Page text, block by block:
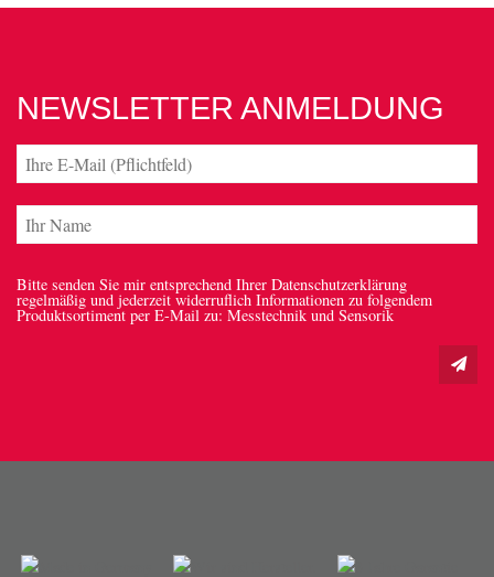
NEWSLETTER ANMELDUNG
Bitte senden Sie mir entsprechend Ihrer Datenschutzerklärung
regelmäßig und jederzeit widerruflich Informationen zu folgendem
Produktsortiment per E-Mail zu: Messtechnik und Sensorik